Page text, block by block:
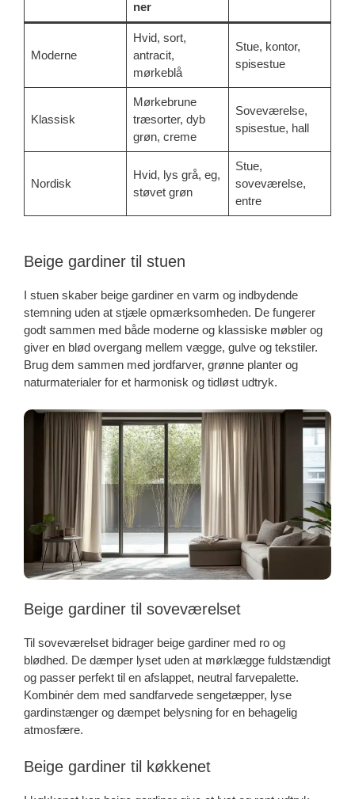
ner
Moderne
Hvid, sort,
antracit,
mørkeblå
Stue, kontor,
spisestue
Klassisk
Mørkebrune
træsorter, dyb
grøn, creme
Soveværelse,
spisestue, hall
Nordisk
Hvid, lys grå, eg,
støvet grøn
Stue,
soveværelse,
entre
Beige gardiner til stuen
I stuen skaber beige gardiner en varm og indbydende
stemning uden at stjæle opmærksomheden. De fungerer
godt sammen med både moderne og klassiske møbler og
giver en blød overgang mellem vægge, gulve og tekstiler.
Brug dem sammen med jordfarver, grønne planter og
naturmaterialer for et harmonisk og tidløst udtryk.
Beige gardiner til soveværelset
Til soveværelset bidrager beige gardiner med ro og
blødhed. De dæmper lyset uden at mørklægge fuldstændigt
og passer perfekt til en afslappet, neutral farvepalette.
Kombinér dem med sandfarvede sengetæpper, lyse
gardinstænger og dæmpet belysning for en behagelig
atmosfære.
Beige gardiner til køkkenet